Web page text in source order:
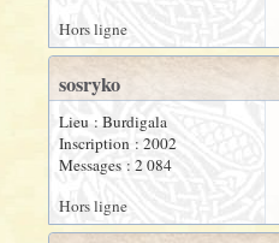
Hors ligne
sosryko
Lieu : Burdigala
Inscription : 2002
Messages : 2 084
Hors ligne